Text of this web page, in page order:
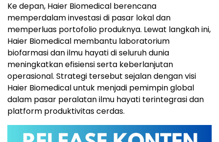
Ke depan, Haier Biomedical berencana
memperdalam investasi di pasar lokal dan
memperluas portofolio produknya. Lewat langkah ini,
Haier Biomedical membantu laboratorium
biofarmasi dan ilmu hayati di seluruh dunia
meningkatkan efisiensi serta keberlanjutan
operasional. Strategi tersebut sejalan dengan visi
Haier Biomedical untuk menjadi pemimpin global
dalam pasar peralatan ilmu hayati terintegrasi dan
platform produktivitas cerdas.